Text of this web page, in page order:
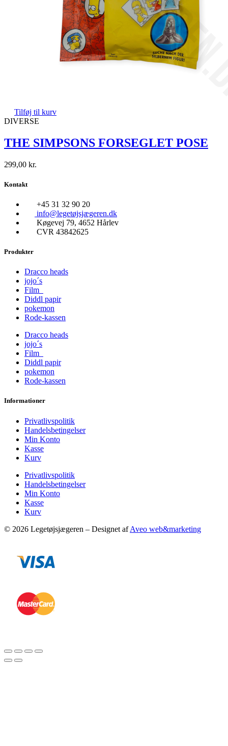
Tilføj til kurv
DIVERSE
THE SIMPSONS FORSEGLET POSE
299,00 kr.
Kontakt
+45 31 32 90 20
info@legetøjsjægeren.dk
Køgevej 79, 4652 Hårlev
CVR 43842625
Produkter
Dracco heads
jojo´s
Film
Diddl papir
pokemon
Rode-kassen
Dracco heads
jojo´s
Film
Diddl papir
pokemon
Rode-kassen
Informationer
Privatlivspolitik
Handelsbetingelser
Min Konto
Kasse
Kurv
Privatlivspolitik
Handelsbetingelser
Min Konto
Kasse
Kurv
© 2026 Legetøjsjægeren – Designet afAveo web&marketing